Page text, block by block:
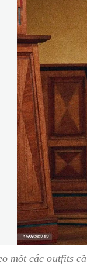
mốt các outfits